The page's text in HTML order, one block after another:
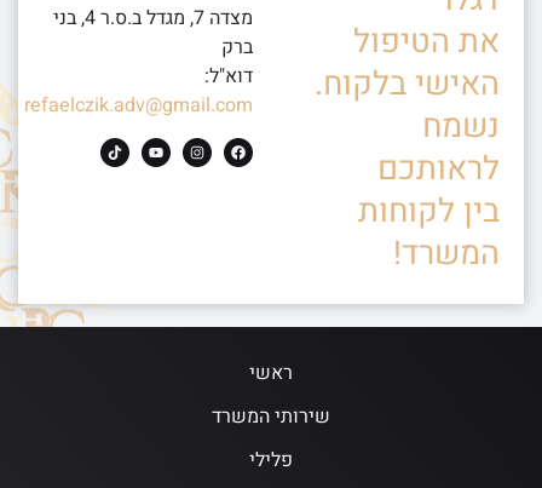
את הטיפול
האישי בלקוח.
נשמח
לראותכם
בין לקוחות
המשרד!
מצדה 7, מגדל ב.ס.ר 4, בני
ברק
דוא"ל:
refaelczik.adv@gmail.com
ראשי
שירותי המשרד
פלילי